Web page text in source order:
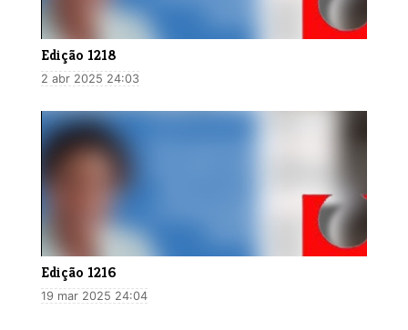
Edição 1218
2 abr 2025 24:03
Edição 1216
19 mar 2025 24:04